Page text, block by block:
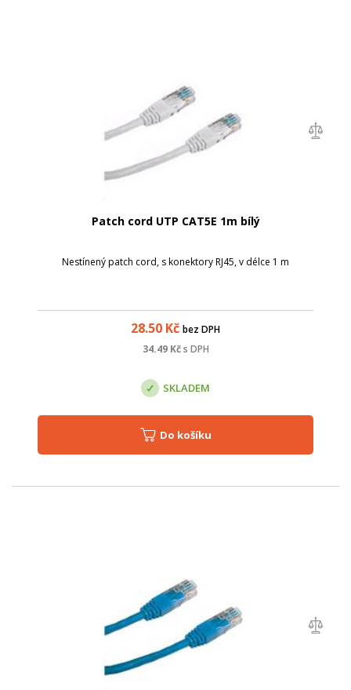
Patch cord UTP CAT5E 1m bílý
Nestínený patch cord, s konektory RJ45, v délce 1 m
28.50 Kč bez DPH
34.49Kč s DPH
SKLADEM
Do košíku